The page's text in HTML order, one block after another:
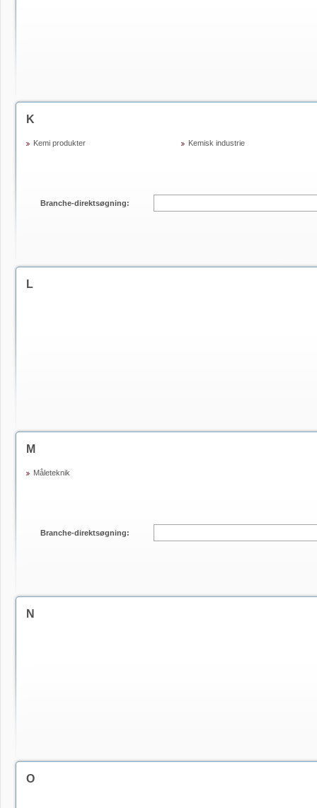
K
Kemi produkter Kemisk industrie
Branche-direktsøgning:
L
M
Måleteknik
Branche-direktsøgning:
N
O